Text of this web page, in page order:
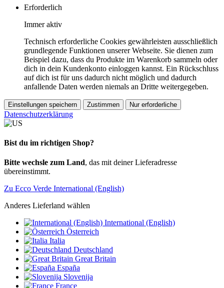
Erforderlich
Immer aktiv
Technisch erforderliche Cookies gewährleisten ausschließlich
grundlegende Funktionen unserer Webseite. Sie dienen zum
Beispiel dazu, dass du Produkte im Warenkorb sammeln oder
dich in dein Kundenkonto einloggen kannst. Ein Rückschluss
auf dich ist für uns dadurch nicht möglich und dadurch
anfallende Daten werden niemals an Dritte weitergegeben.
Einstellungen speichern Zustimmen Nur erforderliche
Datenschutzerklärung
Bist du im richtigen Shop?
Bitte wechsle zum Land, das mit deiner Lieferadresse
übereinstimmt.
Zu Ecco Verde International (English)
Anderes Lieferland wählen
International (English)
Österreich
Italia
Deutschland
Great Britain
España
Slovenija
France